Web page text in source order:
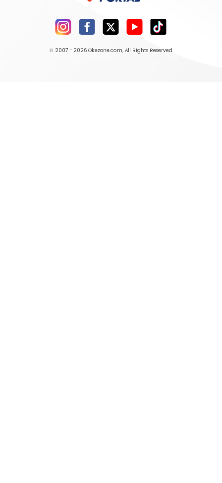
© 2007 - 2026 Okezone.com, All Rights Reserved